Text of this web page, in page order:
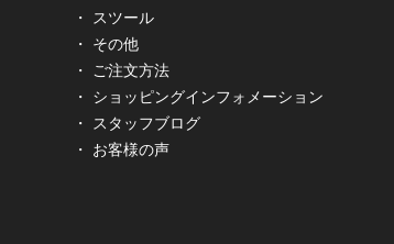
・ スツール
・ その他
・ ご注文方法
・ ショッピングインフォメーション
・ スタッフブログ
・ お客様の声